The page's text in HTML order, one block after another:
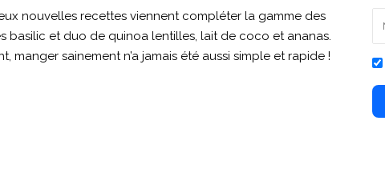
nouvelles recettes viennent compléter la gamme des
basilic et duo de quinoa lentilles, lait de coco et ananas.
sainement n’a jamais été aussi simple et rapide !